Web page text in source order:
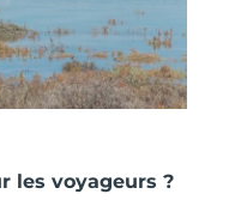
les voyageurs ?